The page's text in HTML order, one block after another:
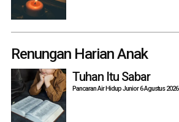
Renungan Harian Anak
Tuhan Itu Sabar
Pancaran Air Hidup Junior 6 Agustus 2026